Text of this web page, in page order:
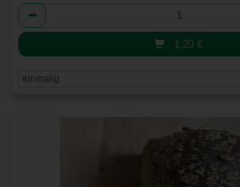
Anzahl
1,20 €